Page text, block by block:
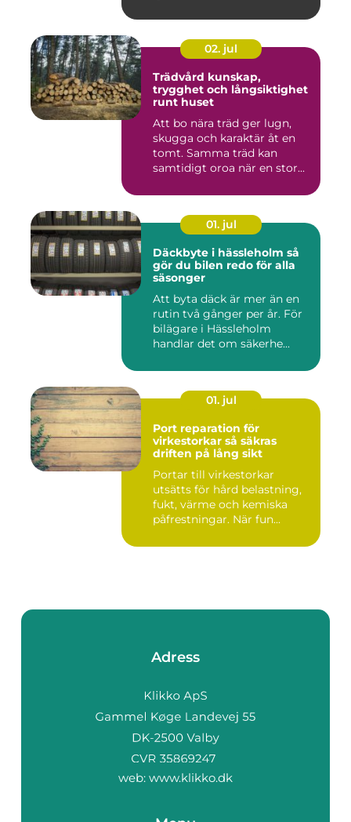
02. jul
Trädvård kunskap,
trygghet och långsiktighet
runt huset
Att bo nära träd ger lugn,
skugga och karaktär åt en
tomt. Samma träd kan
samtidigt oroa när en stor...
01. jul
Däckbyte i hässleholm så
gör du bilen redo för alla
säsonger
Att byta däck är mer än en
rutin två gånger per år. För
bilägare i Hässleholm
handlar det om säkerhe...
01. jul
Port reparation för
virkestorkar så säkras
driften på lång sikt
Portar till virkestorkar
utsätts för hård belastning,
fukt, värme och kemiska
påfrestningar. När fun...
Adress
web: www.klikko.dk